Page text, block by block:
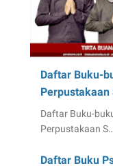
Daftar Buku-
Perpustakaan
Daftar Buku-
Perpustakaan
Daftar Buku